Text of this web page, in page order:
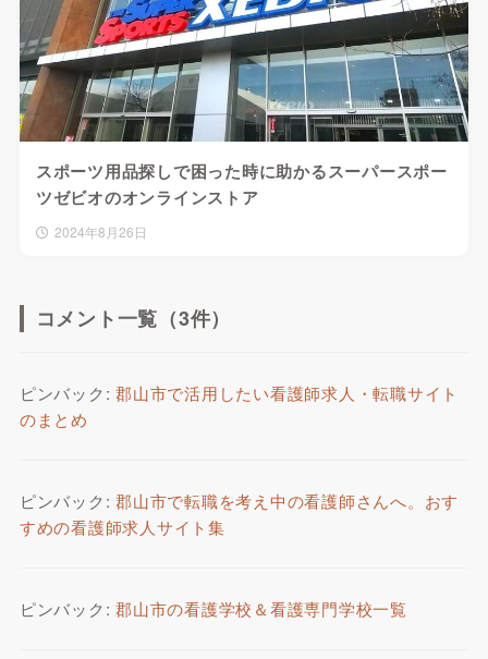
スポーツ用品探しで困った時に助かるスーパースポー
ツゼビオのオンラインストア
2024年8月26日
コメント一覧（3件）
ピンバック:郡山市で活用したい看護師求人・転職サイト
のまとめ
ピンバック:郡山市で転職を考え中の看護師さんへ。おす
すめの看護師求人サイト集
ピンバック:郡山市の看護学校＆看護専門学校一覧